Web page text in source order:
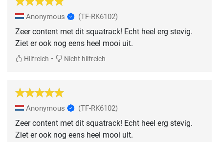
Anonymous (TF-RK6102)
Zeer content met dit squatrack! Echt heel erg stevig.
Ziet er ook nog eens heel mooi uit.
Hilfreich • Nicht hilfreich
Anonymous (TF-RK6102)
Zeer content met dit squatrack! Echt heel erg stevig.
Ziet er ook nog eens heel mooi uit.